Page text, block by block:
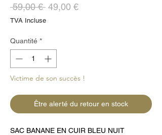
59,00 € Prix
original
49,00 €Prix
TVA Incluse
Quantité *
Victime de son succès !
Être alerté du retour en stock
SAC BANANE EN CUIR BLEU NUIT